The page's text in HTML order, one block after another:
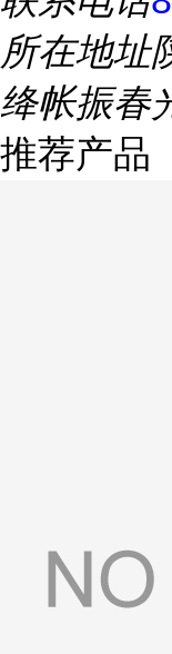
所在地址
绛帐振春
推荐产品